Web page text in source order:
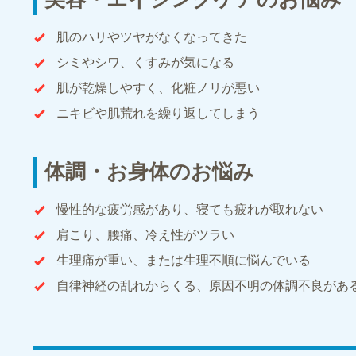
肌のハリやツヤがなくなってきた
シミやシワ、くすみが気になる
肌が乾燥しやすく、化粧ノリが悪い
ニキビや肌荒れを繰り返してしまう
体調・お身体のお悩み
慢性的な疲労感があり、寝ても疲れが取れない
肩こり、腰痛、冷え性がツラい
生理痛が重い、または生理不順に悩んでいる
自律神経の乱れからくる、原因不明の体調不良があ